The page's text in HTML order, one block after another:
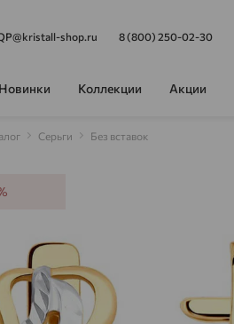
shop.ru 8 (800) 250-02-30
Новинки Коллекции Акции
Серьги Без вставок